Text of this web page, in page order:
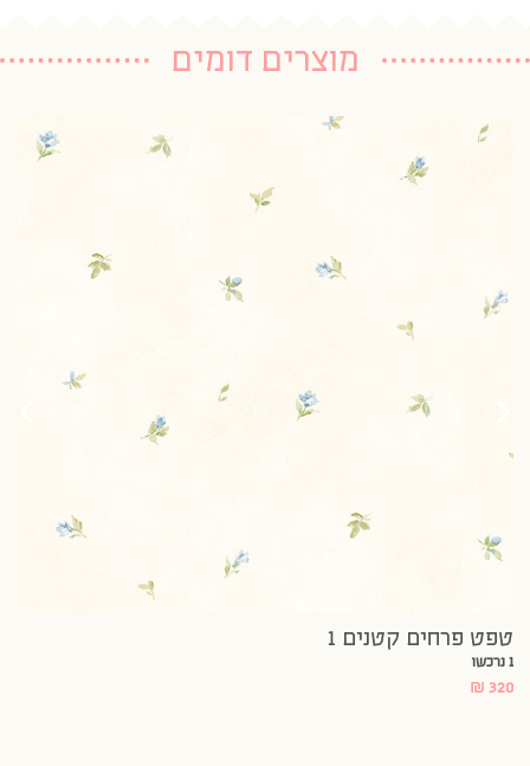
מוצרים דומים
טפט פרחים קטנים 1
1 נרכשו
₪ 320